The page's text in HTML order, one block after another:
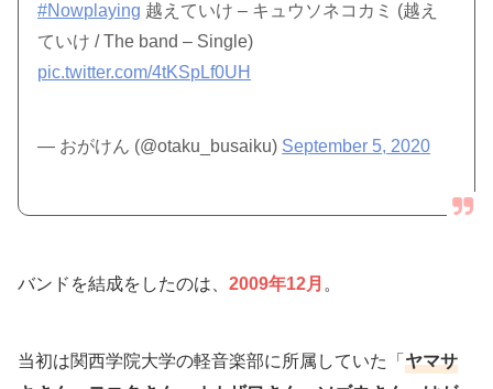
#Nowplaying 越えていけ – キュウソネコカミ (越え
ていけ / The band – Single)
pic.twitter.com/4tKSpLf0UH
— おがけん (@otaku_busaiku) September 5, 2020
バンドを結成をしたのは、2009年12月 。
当初は関西学院大学の軽音楽部に所属していた「ヤマサ